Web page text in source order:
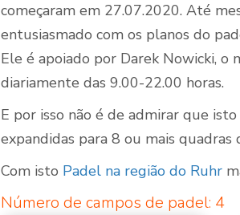
começaram em 27.07.2020. Até
entusiasmado com os planos do
Ele é apoiado por Darek Nowicki,
diariamente das 9.00-22.00 horas.
E por isso não é de admirar que
expandidas para 8 ou mais quadras
Com isto Padel na região do Ruhr
Número de campos de padel: 4